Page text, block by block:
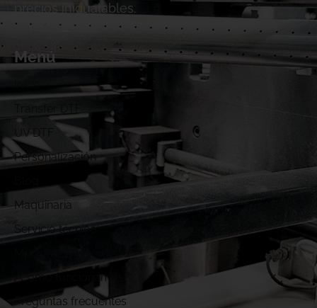
precios inigualables.
Menú
UV DTF
Personalización
Maquinaria
Servicio técnico
¿Cómo funcionamos?
Preguntas frecuentes